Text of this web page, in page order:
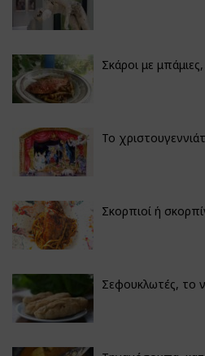
Σκάροι με
Το
Σκορπιοί ή
Σεφουκλωτές, το